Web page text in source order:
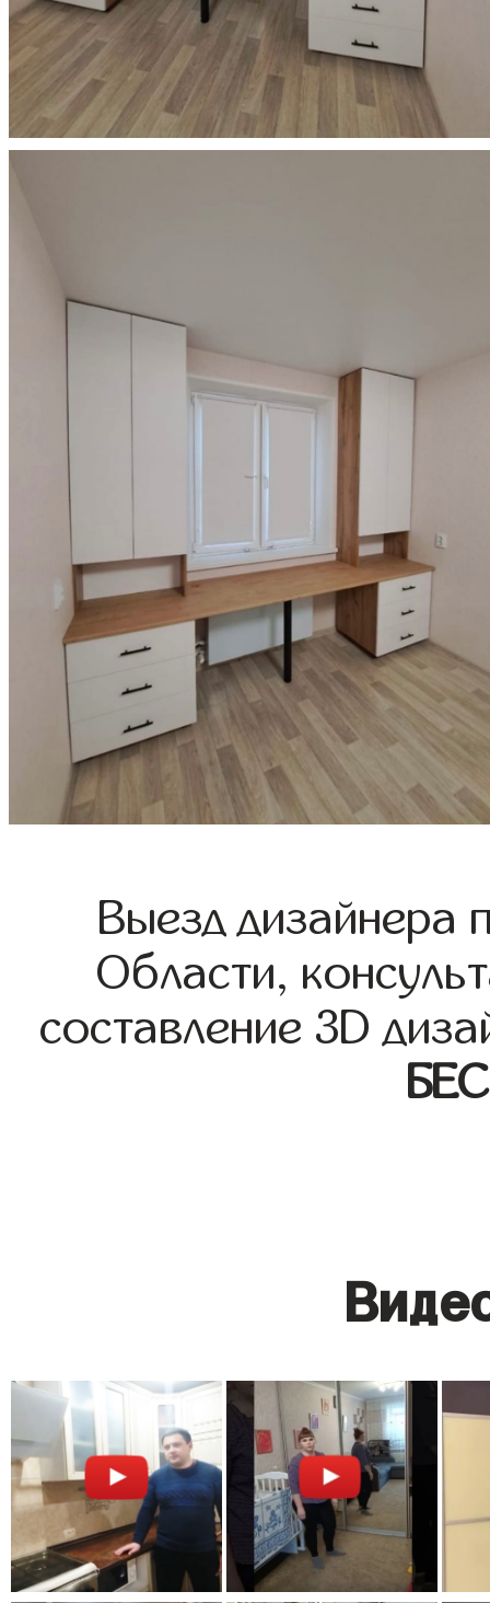
Выезд дизайнера
Области,
составление 3D